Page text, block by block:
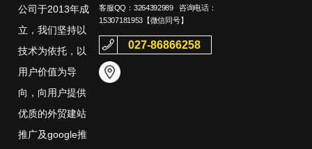
公司于2013年成
立，我们坚持以
技术为依托，以
用户价值为导
向，向用户提供
优质的外贸建站
推广及google推
客服QQ： 3264392989咨询电话：
15307181953 【微信同号】
027-86866258